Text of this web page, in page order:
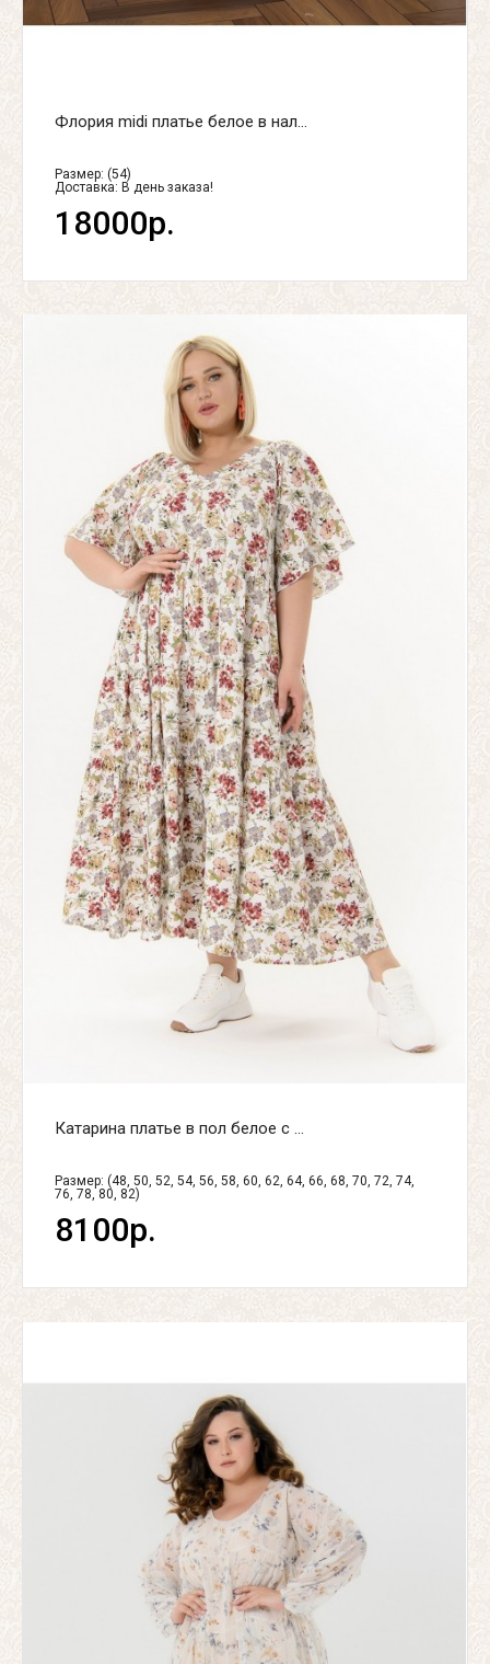
Флория midi платье белое в нал...
Размер: (54)
Доставка: В день заказа!
18000р.
Катарина платье в пол белое с ...
Размер: (48, 50, 52, 54, 56, 58, 60, 62, 64, 66, 68, 70, 72, 74,
76, 78, 80, 82)
8100р.